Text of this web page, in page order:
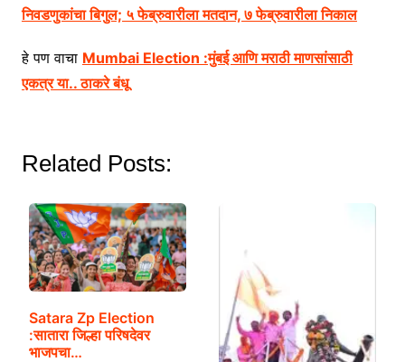
निवडणुकांचा बिगुल; ५ फेब्रुवारीला मतदान, ७ फेब्रुवारीला निकाल
हे पण वाचा Mumbai Election :मुंबई आणि मराठी माणसांसाठी
एकत्र या.. ठाकरे बंधू
Related Posts:
Satara Zp Election
:सातारा जिल्हा परिषदेवर
भाजपचा…